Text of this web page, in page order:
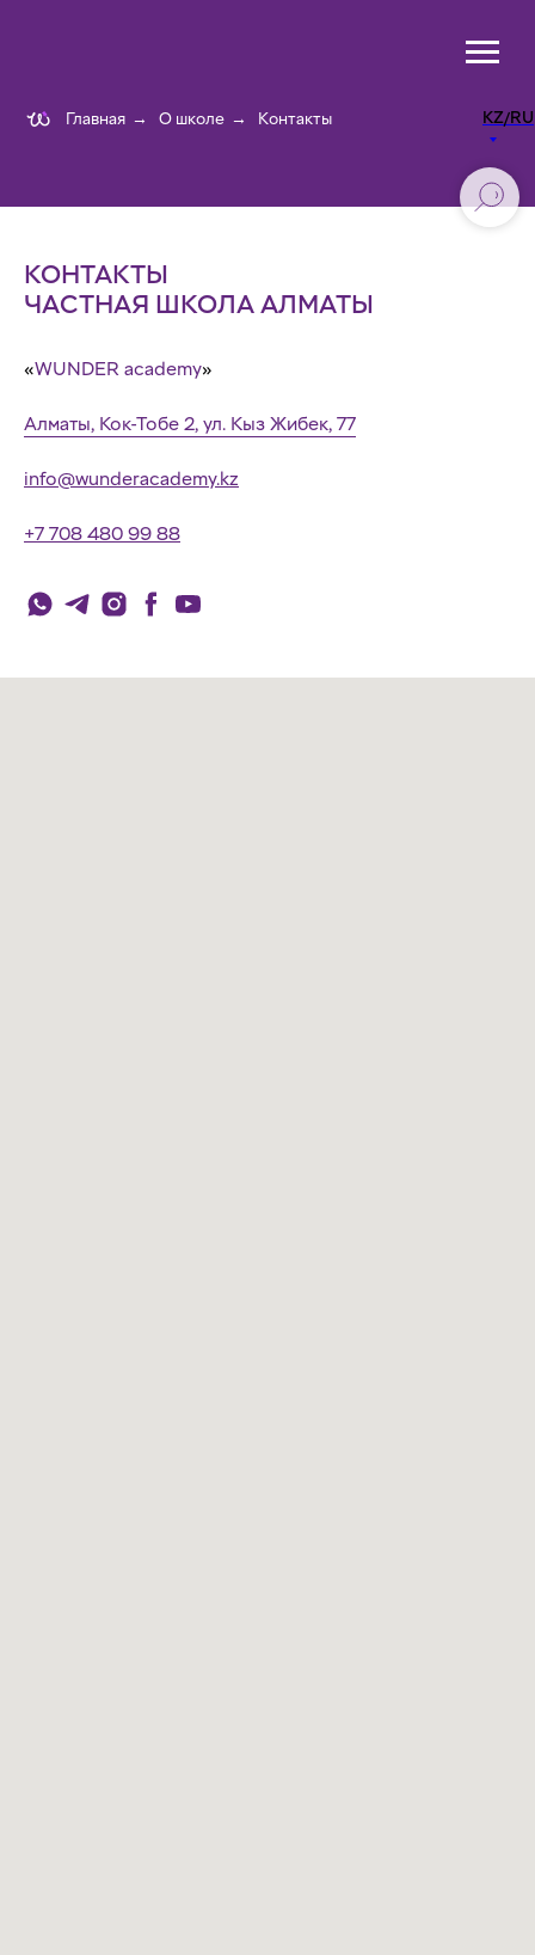
KZ/RU
Главная → О школе → Контакты
КОНТАКТЫ
ЧАСТНАЯ ШКОЛА АЛМАТЫ
«WUNDER academy»
Алматы, Кок-Тобе 2, ул. Кыз Жибек, 77
info@wunderacademy.kz
+7 708 480 99 88